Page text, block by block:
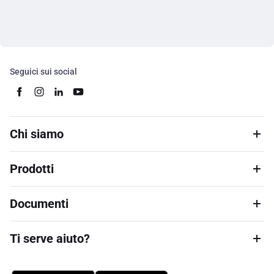
Seguici sui social
Chi siamo
Prodotti
Documenti
Ti serve aiuto?